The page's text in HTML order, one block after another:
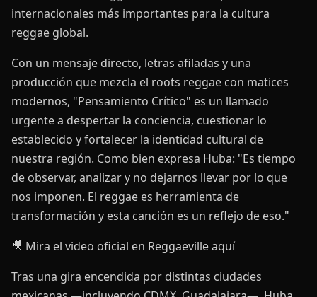
internacionales más importantes para la cultura
reggae global.
Con un mensaje directo, letras afiladas y una
producción que mezcla el roots reggae con matices
modernos, "Pensamiento Crítico" es un llamado
urgente a despertar la conciencia, cuestionar lo
establecido y fortalecer la identidad cultural de
nuestra región. Como bien expresa Huba: "Es tiempo
de observar, analizar y no dejarnos llevar por lo que
nos imponen. El reggae es herramienta de
transformación y esta canción es un reflejo de eso."
🎥 Mira el video oficial en Reggaeville aquí
Tras una gira encendida por distintas ciudades